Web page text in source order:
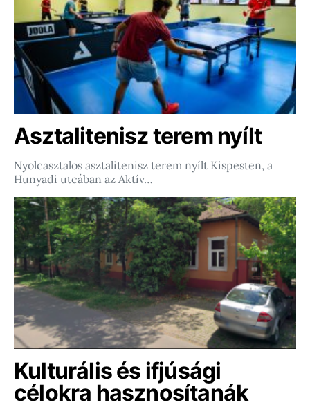
Asztalitenisz terem nyílt
Nyolcasztalos asztalitenisz terem nyílt Kispesten, a
Hunyadi utcában az Aktív…
Kulturális és ifjúsági
célokra hasznosítanák